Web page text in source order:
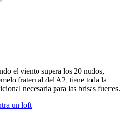
el viento supera los 20 nudos,
fraternal del A2, tiene toda la
necesaria para las brisas fuertes.
un loft